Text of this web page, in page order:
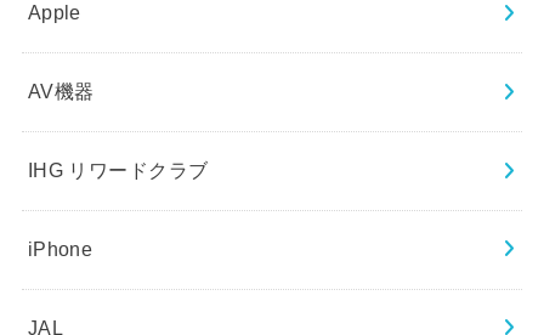
Apple
AV機器
IHG リワードクラブ
iPhone
JAL